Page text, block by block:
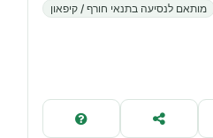
מותאם לנסיעה בתנאי חורף / קיפאון